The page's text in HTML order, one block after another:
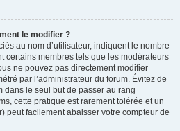
le modifier ?
au nom d’utilisateur, indiquent le nombre
certains membres tels que les modérateurs
ne pouvez pas directement modifier
par l’administrateur du forum. Évitez de
dans le seul but de passer au rang
cette pratique est rarement tolérée et un
peut facilement abaisser votre compteur de